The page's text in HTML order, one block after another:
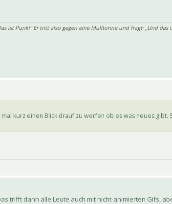
ist Punk!“ Er tritt also gegen eine Mülltonne und fragt: „Und das
kurz einen Blick drauf zu werfen ob es was neues gibt.
trifft dann alle Leute auch mit nicht-animierten Gifs,